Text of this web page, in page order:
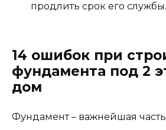
продлить срок его службы.
14 ошибок при
фундамента под 2
дом
Фундамент – важнейшая